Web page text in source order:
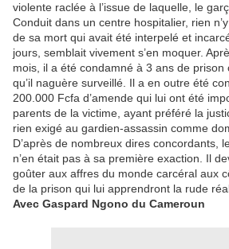
violente raclée à l’issue de laquelle, le
Conduit dans un centre hospitalier, rien
de sa mort qui avait été interpelé et
jours, semblait vivement s’en moquer.
mois, il a été condamné à 3 ans de prison
qu’il naguère surveillé. Il a en outre été
200.000 Fcfa d’amende qui lui ont été
parents de la victime, ayant préféré la
rien exigé au gardien-assassin comme
D’après de nombreux dires concordants,
n’en était pas à sa première exaction. Il
goûter aux affres du monde carcéral aux
de la prison qui lui apprendront la rude
Avec Gaspard Ngono du Cameroun